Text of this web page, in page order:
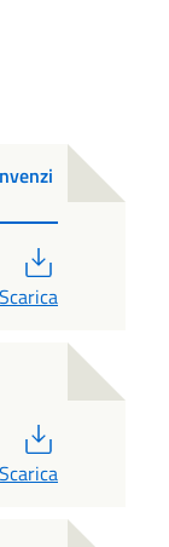
Scarica
Scarica